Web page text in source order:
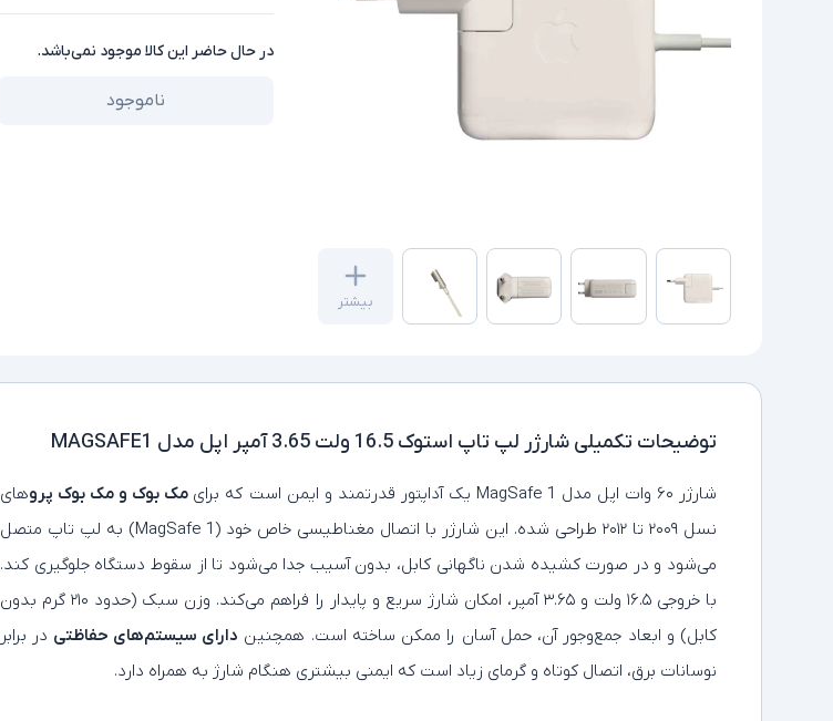
بیشتر
در حال حاضر این کالا موجود نمی‌باشد.
ناموجود
توضیحات تکمیلی شارژر لپ تاپ استوک 16.5 ولت 3.65 آمپر اپل مدل MAGSAFE1
شارژر ۶۰ وات اپل مدل MagSafe 1 یک آداپتور قدرتمند و ایمن است که برای مک‌ بوک و مک‌ بوک پروهای
نسل ۲۰۰۹ تا ۲۰۱۲ طراحی شده. این شارژر با اتصال مغناطیسی خاص خود (MagSafe 1) به لپ‌ تاپ متصل
می‌شود و در صورت کشیده شدن ناگهانی کابل، بدون آسیب جدا می‌شود تا از سقوط دستگاه جلوگیری کند.
با خروجی ۱۶.۵ ولت و ۳.۶۵ آمپر، امکان شارژ سریع و پایدار را فراهم می‌کند. وزن سبک (حدود ۲۱۰ گرم بدون
کابل) و ابعاد جمع‌وجور آن، حمل آسان را ممکن ساخته است. همچنین دارای سیستم‌های حفاظتی در برابر
نوسانات برق، اتصال کوتاه و گرمای زیاد است که ایمنی بیشتری هنگام شارژ به همراه دارد.